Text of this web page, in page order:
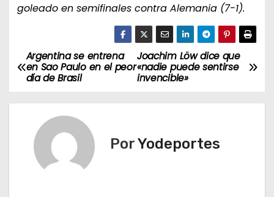
goleado en semifinales contra Alemania (7-1).
N
Joachim Löw dice que
«nadie puede sentirse
invencible»
Argentina se entrena
en Sao Paulo en el peor
día de Brasil
PorYodeportes